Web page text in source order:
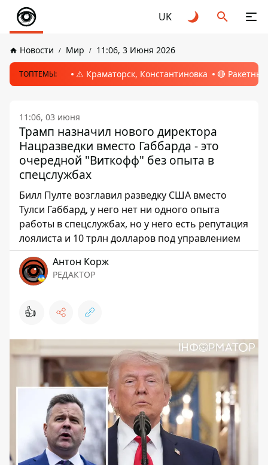
UK
Новости Мир 11:06, 3 Июня 2026
ТОПТЕМЫ: ⚠️ Краматорск, Константиновка 🔴
11:06, 03 июня
Трамп назначил нового директора
Нацразведки вместо Габбарда - это
очередной "Виткофф" без опыта в
спецслужбах
Билл Пулте возглавил разведку США вместо
Тулси Габбард, у него нет ни одного опыта
работы в спецслужбах, но у него есть репутация
лоялиста и 10 трлн долларов под управлением
Антон Корж
РЕДАКТОР
👍